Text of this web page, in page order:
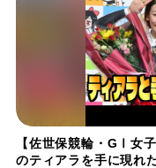
【佐世保競輪・GⅠ女
のティアラを手に現れ